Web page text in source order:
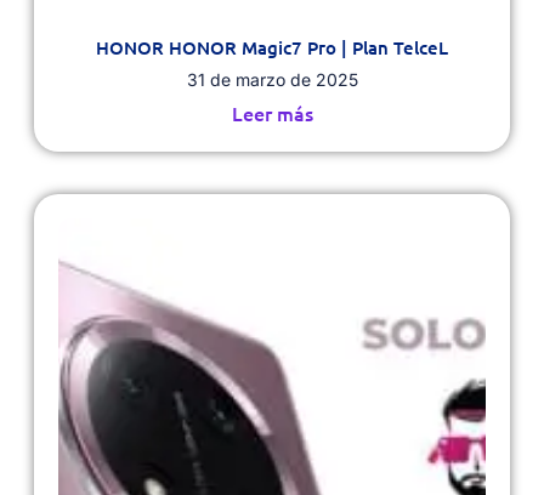
HONOR HONOR Magic7 Pro | Plan TelceL
31 de marzo de 2025
Leer más